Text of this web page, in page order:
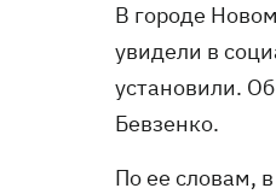
В городе
увидели в
установили.
Бевзенко.
По ее словам,